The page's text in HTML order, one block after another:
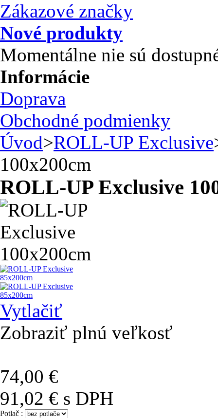
Zákazové značky
Nové produkty
Momentálne nie sú
Informácie
Doprava
Obchodné podmienky
Úvod>ROLL-UP Exclusive
100x200cm
ROLL-UP Exclusive
Vytlačiť
Zobraziť plnú veľkosť
74,00 €
91,02 € s DPH
Potlač :